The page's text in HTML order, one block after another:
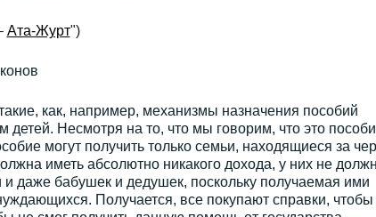
Ата-Журт")
как, например, механизмы назначения пособий
Несмотря на то, что мы говорим, что это
могут получить только семьи, находящиеся за
иметь абсолютно никакого дохода, у них не
даже бабушек и дедушек, поскольку получаемая ими
Получается, все покупают справки, чтобы